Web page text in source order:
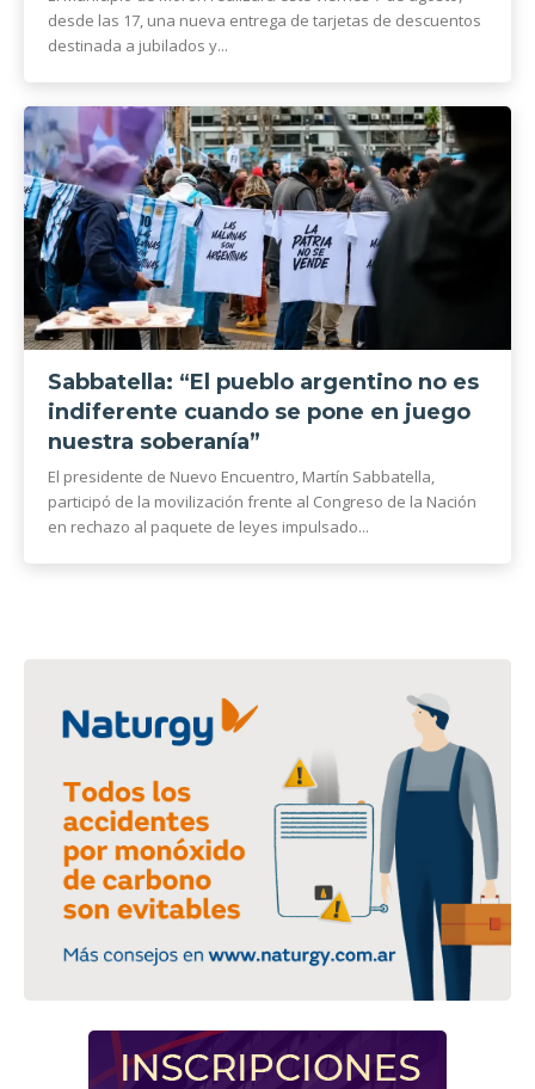
desde las 17, una nueva entrega de tarjetas de descuentos
destinada a jubilados y...
Sabbatella: “El pueblo argentino no es
indiferente cuando se pone en juego
nuestra soberanía”
El presidente de Nuevo Encuentro, Martín Sabbatella,
participó de la movilización frente al Congreso de la Nación
en rechazo al paquete de leyes impulsado...